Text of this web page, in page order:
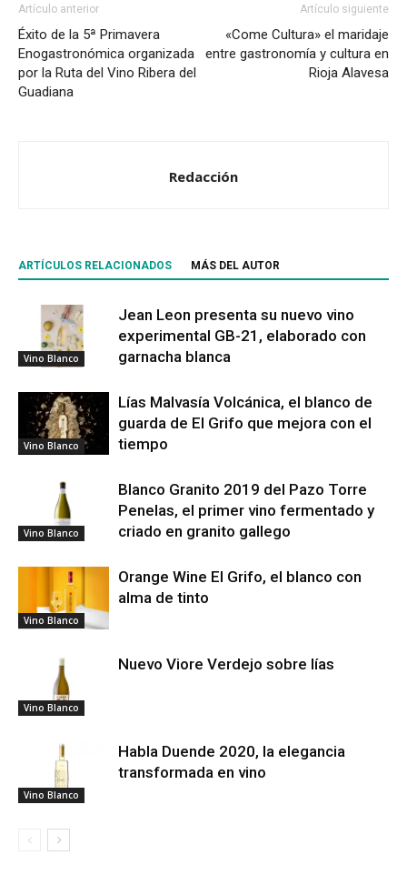
Artículo anterior
Éxito de la 5ª Primavera
Enogastronómica organizada
por la Ruta del Vino Ribera del
Guadiana
Artículo siguiente
«Come Cultura» el maridaje
entre gastronomía y cultura en
Rioja Alavesa
Redacción
ARTÍCULOS RELACIONADOS MÁS DEL AUTOR
Vino Blanco
Jean Leon presenta su nuevo vino
experimental GB-21, elaborado con
garnacha blanca
Vino Blanco
Lías Malvasía Volcánica, el blanco de
guarda de El Grifo que mejora con el
tiempo
Vino Blanco
Blanco Granito 2019 del Pazo Torre
Penelas, el primer vino fermentado y
criado en granito gallego
Vino Blanco
Orange Wine El Grifo, el blanco con
alma de tinto
Vino Blanco
Nuevo Viore Verdejo sobre lías
Vino Blanco
Habla Duende 2020, la elegancia
transformada en vino